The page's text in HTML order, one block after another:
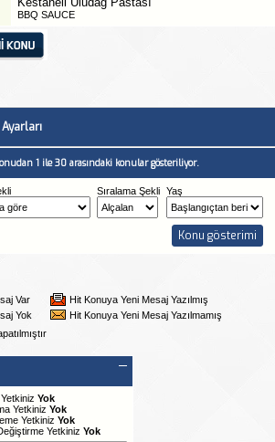
BBQ SAUCE
1 ile 30 arasındaki konular gösteriliyor.
Sıralama Şekli Yaş
Var
Hit Konuya Yeni Mesaj Yazılmış
Yok
Hit Konuya Yeni Mesaj Yazılmamış
Yok
Yetkiniz Yok
Yetkiniz Yok
Yetkiniz Yok